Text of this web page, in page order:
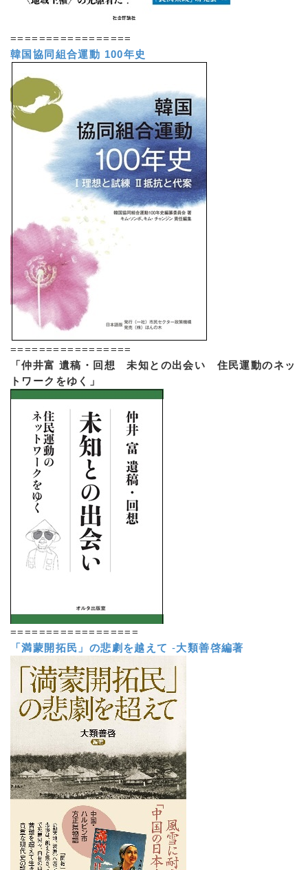
=================
韓国協同組合運動 100年史
=================
「仲井富 遺稿・回想 未知との出会い 住民運動のネッ
トワークをゆく」
==================
「満蒙開拓民」の悲劇を越えて -大類善啓編著